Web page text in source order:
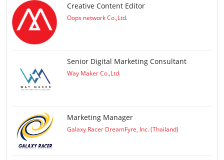
Creative Content Editor
Oops network Co.,Ltd.
Senior Digital Marketing Consultant
Way Maker Co.,Ltd.
Marketing Manager
Galaxy Racer DreamFyre, Inc. (Thailand)